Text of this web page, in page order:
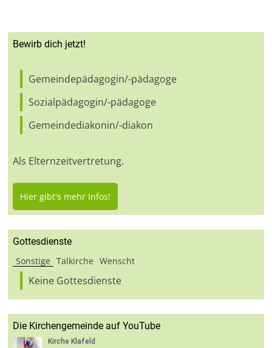
Bewirb dich jetzt!
Gemeindepädagogin/-pädagoge
Sozialpädagogin/-pädagoge
Gemeindediakonin/-diakon
Als Elternzeitvertretung.
Hier gibt's mehr Infos!
Gottesdienste
Sonstige
Talkirche Wenscht
Keine Gottesdienste
Die Kirchengemeinde auf YouTube